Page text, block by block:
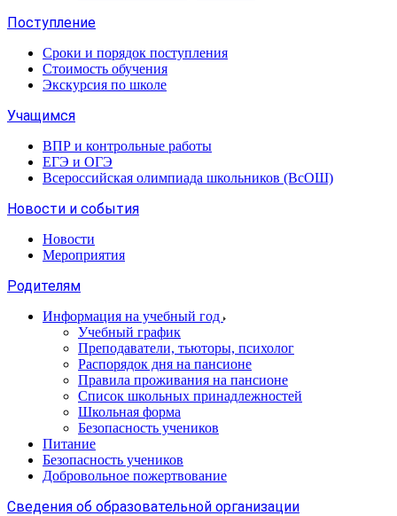
Поступление
Сроки и порядок поступления
Стоимость обучения
Экскурсия по школе
Учащимся
ВПР и контрольные работы
ЕГЭ и ОГЭ
Всероссийская олимпиада школьников (ВсОШ)
Новости и события
Новости
Мероприятия
Родителям
Информация на учебный год
Учебный график
Преподаватели, тьюторы, психолог
Распорядок дня на пансионе
Правила проживания на пансионе
Список школьных принадлежностей
Школьная форма
Безопасность учеников
Питание
Безопасность учеников
Добровольное пожертвование
Сведения об образовательной организации